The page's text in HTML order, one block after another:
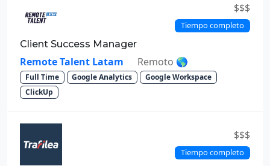
$$$
Tiempo completo
Client Success Manager
Remote Talent Latam Remoto 🌎
Full Time Google Analytics
Google Workspace
ClickUp
$$$
Tiempo completo